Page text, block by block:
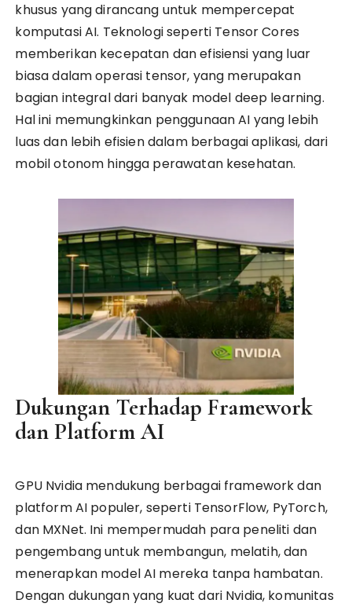
khusus yang dirancang untuk mempercepat
komputasi AI. Teknologi seperti Tensor Cores
memberikan kecepatan dan efisiensi yang luar
biasa dalam operasi tensor, yang merupakan
bagian integral dari banyak model deep learning.
Hal ini memungkinkan penggunaan AI yang lebih
luas dan lebih efisien dalam berbagai aplikasi, dari
mobil otonom hingga perawatan kesehatan.
Dukungan Terhadap Framework
dan Platform AI
GPU Nvidia mendukung berbagai framework dan
platform AI populer, seperti TensorFlow, PyTorch,
dan MXNet. Ini mempermudah para peneliti dan
pengembang untuk membangun, melatih, dan
menerapkan model AI mereka tanpa hambatan.
Dengan dukungan yang kuat dari Nvidia, komunitas